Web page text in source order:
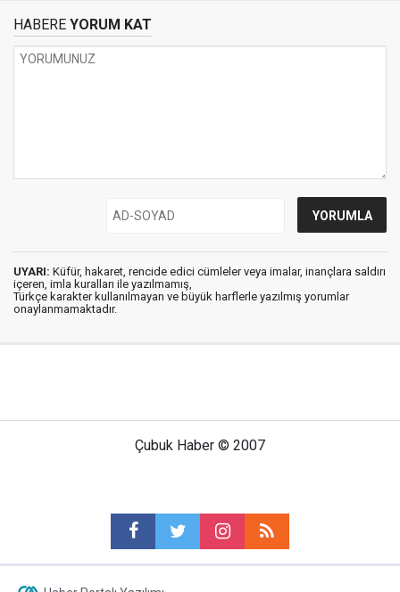
HABERE YORUM KAT
UYARI: Küfür, hakaret, rencide edici cümleler veya imalar, inançlara saldırı
içeren, imla kuralları ile yazılmamış,
Türkçe karakter kullanılmayan ve büyük harflerle yazılmış yorumlar
onaylanmamaktadır.
Çubuk Haber © 2007